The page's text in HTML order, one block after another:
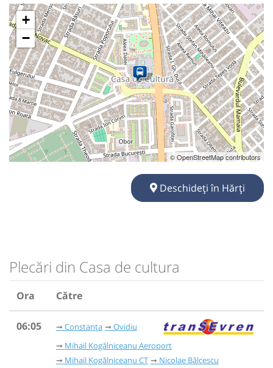
+
−
© OpenStreetMap contributors
Deschideți în Hărți
Plecări din Casa de cultura
Ora Către
06:05 Constanța
Ovidiu
Mihail Kogălniceanu Aeroport
Mihail Kogălniceanu CT
Nicolae Bălcescu